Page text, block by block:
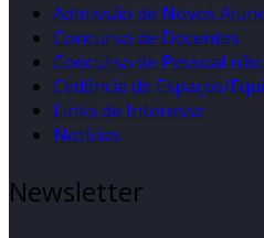
Admissão de Novos
Concurso de Docentes
Concurso de Pessoal
Cedência de Espaços/
Links de Interesse
Notícias
Newsletter